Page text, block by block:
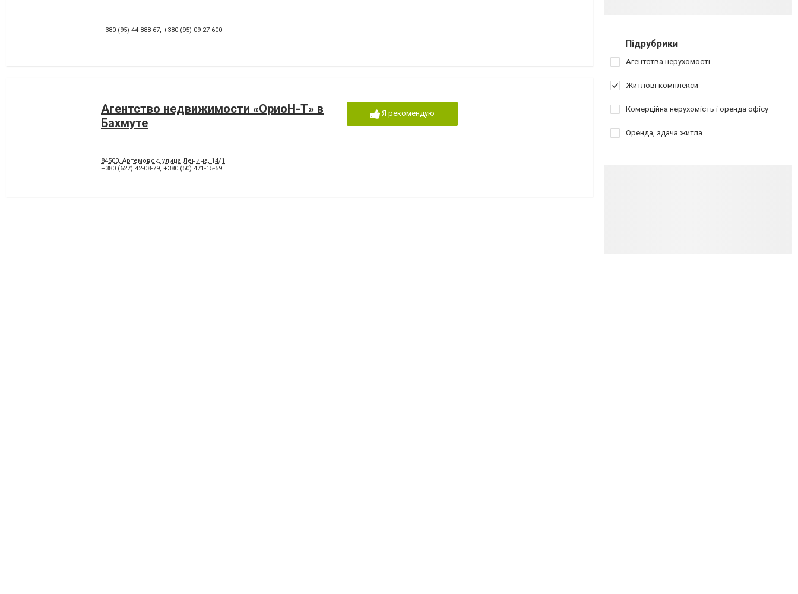
+380 (95) 44-888-67, +380 (95) 09-27-600
Агентство недвижимости «ОриоН-Т» в
Бахмуте
84500, Артемовск, улица Ленина, 14/1
+380 (627) 42-08-79, +380 (50) 471-15-59
Я рекомендую
Підрубрики
Агентства нерухомості
Житлові комплекси
Комерційна нерухомість і оренда офісу
Оренда, здача житла